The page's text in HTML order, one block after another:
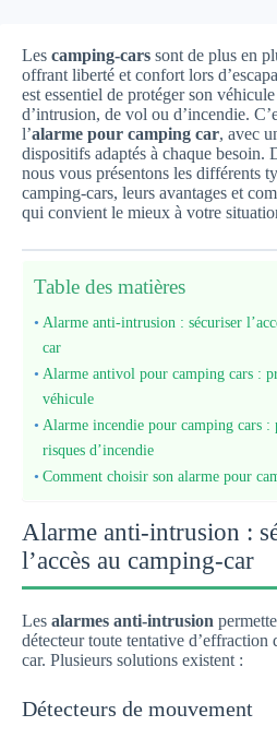
Les camping-cars sont de plus en
offrant liberté et confort lors
est essentiel de protéger son
d’intrusion, de vol ou d’incendie.
l’alarme pour camping car, avec
dispositifs adaptés à chaque besoin.
nous vous présentons les différents
camping-cars, leurs avantages et
qui convient le mieux à votre
Table des matières
Alarme anti-intrusion : sécuriser
car
Alarme antivol pour camping cars :
véhicule
Alarme incendie pour camping cars :
risques d’incendie
Comment choisir son alarme pour
Alarme anti-intrusion :
l’accès au camping-car
Les alarmes anti-intrusion
détecteur toute tentative d’effraction
car. Plusieurs solutions existent :
Détecteurs de mouvement